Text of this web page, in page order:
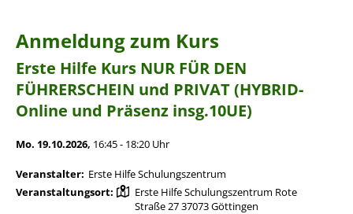
Anmeldung zum Kurs
Erste Hilfe Kurs NUR FÜR DEN
FÜHRERSCHEIN und PRIVAT (HYBRID-
Online und Präsenz insg.10UE)
Mo. 19.10.2026, 16:45 - 18:20 Uhr
Veranstalter: Erste Hilfe Schulungszentrum
Veranstaltungsort:
Erste Hilfe Schulungszentrum Rote
Straße 27 37073 Göttingen